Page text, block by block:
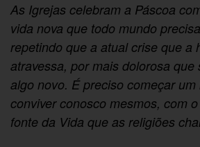
As Igrejas celebram a Páscoa
vida nova que todo mundo
repetindo que a atual crise que a
atravessa, por mais dolorosa que
algo novo. É preciso começar
conviver conosco mesmos, com
fonte da Vida que as religiões